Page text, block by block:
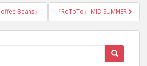
Beans』 『RoToTo』 MID SUMMER